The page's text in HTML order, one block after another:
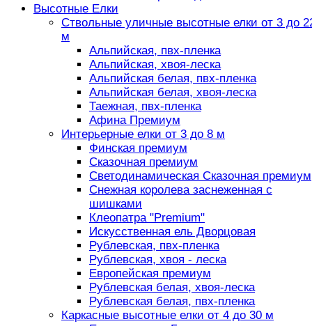
Высотные Елки
Ствольные уличные высотные елки от 3 до
м
Альпийская, пвх-пленка
Альпийская, хвоя-леска
Альпийская белая, пвх-пленка
Альпийская белая, хвоя-леска
Таежная, пвх-пленка
Афина Премиум
Интерьерные елки от 3 до 8 м
Финская премиум
Сказочная премиум
Светодинамическая Сказочная премиум
Снежная королева заснеженная с
шишками
Клеопатра "Premium"
Искусственная ель Дворцовая
Рублевская, пвх-пленка
Рублевская, хвоя - леска
Европейская премиум
Рублевская белая, хвоя-леска
Рублевская белая, пвх-пленка
Каркасные высотные елки от 4 до 30 м